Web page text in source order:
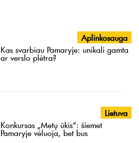
Aplinkosauga
Kas svarbiau Pamaryje: unikali gamta
ar verslo plėtra?
Lietuva
Konkursas „Metų ūkis“: šiemet
Pamaryje vėluoja, bet bus